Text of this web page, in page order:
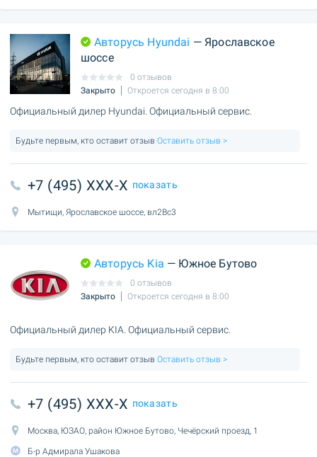
Авторусь Hyundai — Ярославское
шоссе
0 отзывов
Закрыто
Откроется сегодня в 8:00
Официальный дилер Hyundai. Официальный сервис.
Будьте первым, кто оставит отзыв Оставить отзыв >
+7 (495) XXX-X показать
Мытищи, Ярославское шоссе, вл2Вс3
Авторусь Kia — Южное Бутово
0 отзывов
Закрыто
Откроется сегодня в 8:00
Официальный дилер KIA. Официальный сервис.
Будьте первым, кто оставит отзыв Оставить отзыв >
+7 (495) XXX-X показать
Москва, ЮЗАО, район Южное Бутово, Чечёрский проезд, 1
Б-р Адмирала Ушакова